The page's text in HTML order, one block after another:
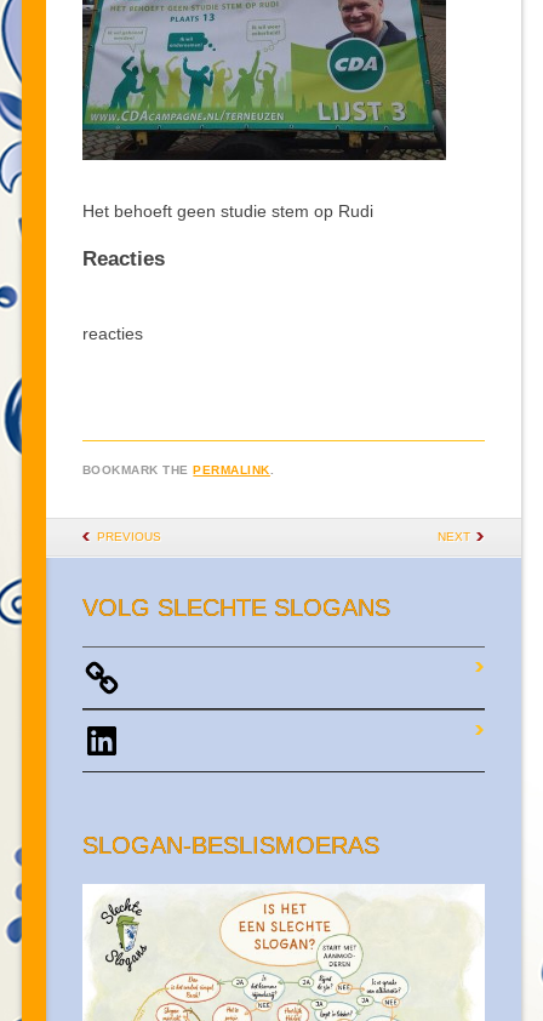
Het behoeft geen studie stem op Rudi
Reacties
reacties
BOOKMARK THEPERMALINK.
POST NAVIGATION
PREVIOUS NEXT
VOLG SLECHTE SLOGANS
LinkedIn
SLOGAN-BESLISMOERAS